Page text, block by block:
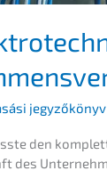
jegyzőkönyv
den
des